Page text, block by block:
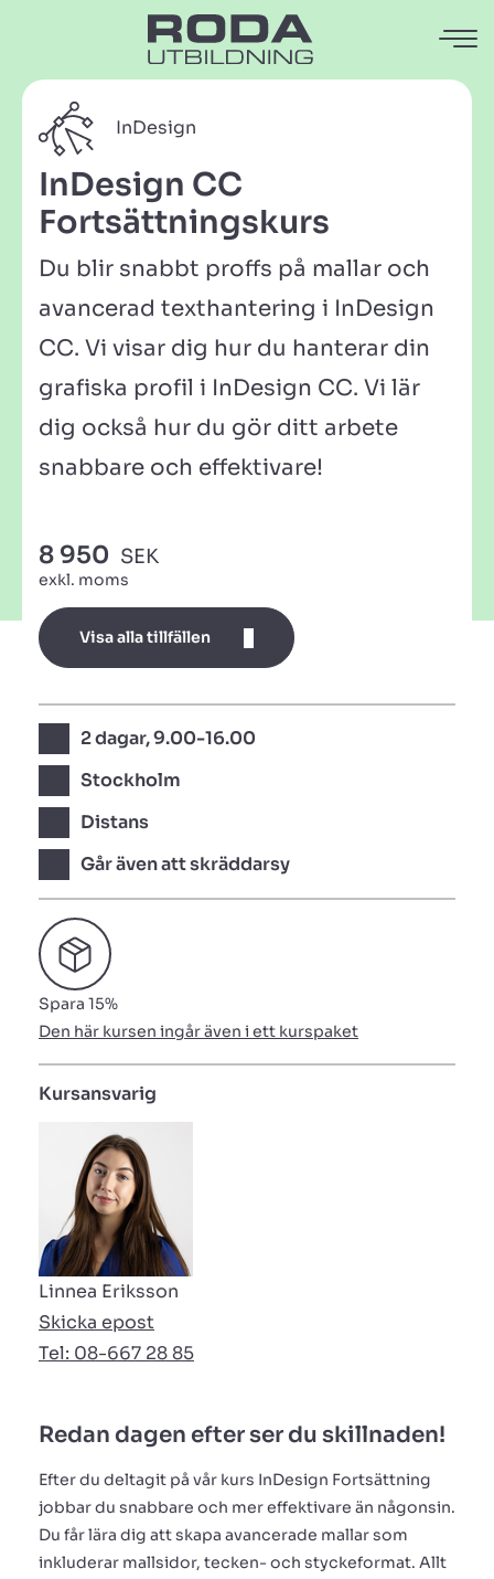
InDesign
InDesign CC
Fortsättningskurs
Du blir snabbt proffs på mallar och
avancerad texthantering i InDesign
CC. Vi visar dig hur du hanterar din
grafiska profil i InDesign CC. Vi lär
dig också hur du gör ditt arbete
snabbare och effektivare!
8 950 SEK
exkl. moms
Visa alla tillfällen
2 dagar, 9.00-16.00
Stockholm
Distans
Går även att skräddarsy
Spara 15%
Den här kursen ingår även i ett kurspaket
Kursansvarig
Linnea Eriksson
Skicka epost
Tel: 08-667 28 85
Redan dagen efter ser du skillnaden!
Efter du deltagit på vår kurs InDesign Fortsättning
jobbar du snabbare och mer effektivare än någonsin.
Du får lära dig att skapa avancerade mallar som
inkluderar mallsidor, tecken- och styckeformat. Allt